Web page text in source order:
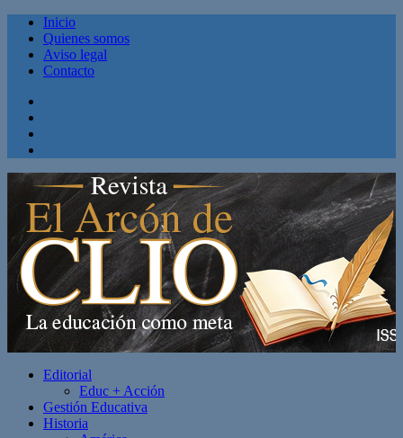
Inicio
Quienes somos
Aviso legal
Contacto
Editorial
Educ + Acción
Gestión Educativa
Historia